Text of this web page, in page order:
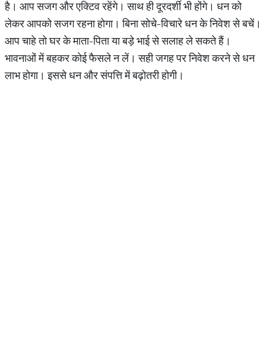
है। आप सजग और एक्टिव रहेंगे। साथ ही दूरदर्शी भी होंगे। धन को
लेकर आपको सजग रहना होगा। बिना सोचे-विचारे धन के निवेश से बचें।
आप चाहे तो घर के माता-पिता या बड़े भाई से सलाह ले सकते हैं।
भावनाओं में बहकर कोई फैसले न लें। सही जगह पर निवेश करने से धन
लाभ होगा। इससे धन और संपत्ति में बढ़ोतरी होगी।